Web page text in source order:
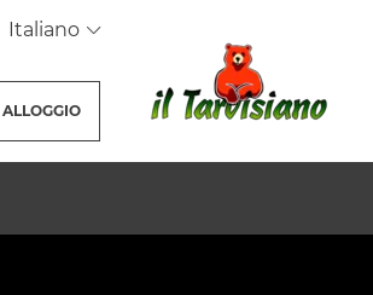
Italiano
ALLOGGIO